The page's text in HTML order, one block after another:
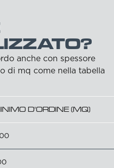
anche con spessore
di mq come nella tabella
D'ORDINE (MQ)